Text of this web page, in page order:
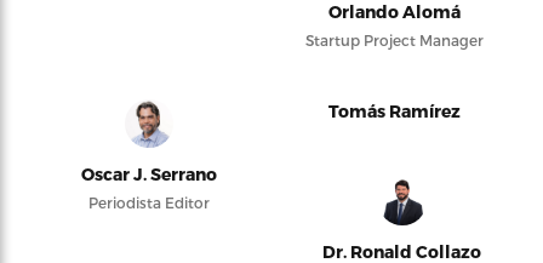
Orlando Alomá
Startup Project Manager
Oscar J. Serrano
Periodista Editor
Tomás Ramírez
Dr. Ronald Collazo